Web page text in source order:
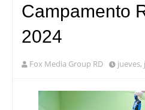
Campamento
2024
Fox Media Group RD jueves,